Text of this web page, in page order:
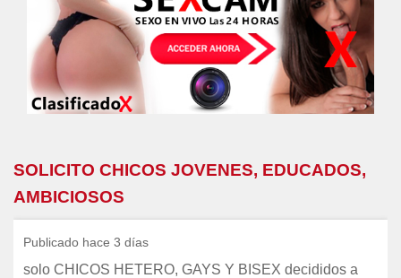
SOLICITO CHICOS JOVENES, EDUCADOS,
AMBICIOSOS
Publicado hace 3 días
solo CHICOS HETERO, GAYS Y BISEX decididos a